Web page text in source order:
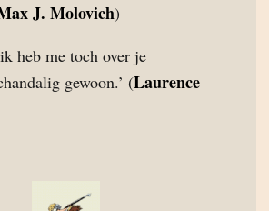
J. Molovich)
heb me toch over je
gewoon.’ (Laurence